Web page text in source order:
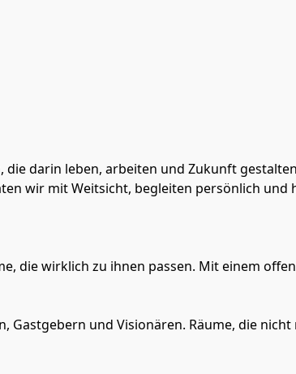
darin leben, arbeiten und Zukunft
wir mit Weitsicht, begleiten persönlich und
die wirklich zu ihnen passen. Mit einem
Gastgebern und Visionären. Räume, die